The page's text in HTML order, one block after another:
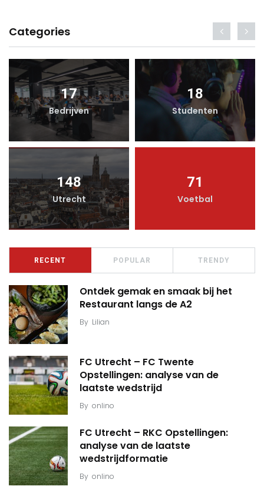
Categories
17
Bedrijven
18
Studenten
148
Utrecht
71
Voetbal
RECENT POPULAR TRENDY
Ontdek gemak en smaak bij het
Restaurant langs de A2
By Lilian
FC Utrecht – FC Twente
Opstellingen: analyse van de
laatste wedstrijd
By onlino
FC Utrecht – RKC Opstellingen:
analyse van de laatste
wedstrijdformatie
By onlino